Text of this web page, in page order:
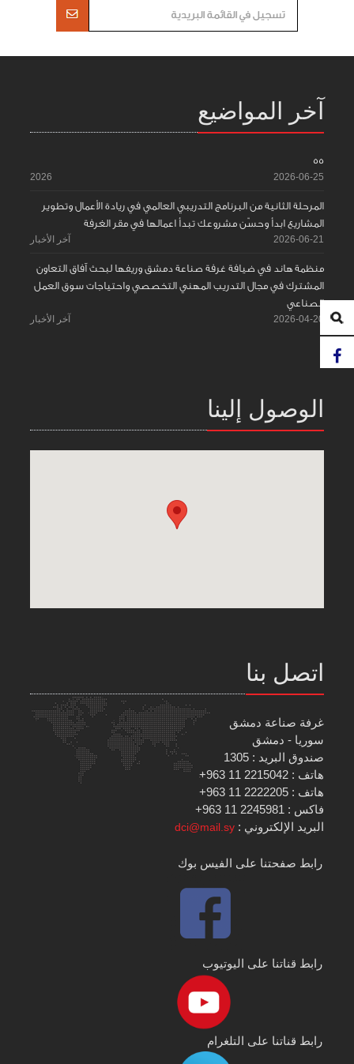
آخر المواضيع
55
2026-06-25
2026
المرحلة الثانية من البرنامج التدريبي العالمي في ريادة الأعمال وتطوير
المشاريع ابدأ وحسّن مشروعك تبدأ اعمالها في مقر الغرفة
2026-06-21 آخر الأخبار
منظمة هاند في ضيافة غرفة صناعة دمشق وريفها لبحث آفاق التعاون
المشترك في مجال التدريب المهني التخصصي واحتياجات سوق العمل
الصناعي
2026-04-20 آخر الأخبار
الوصول إلينا
اتصل بنا
غرفة صناعة دمشق
سوريا - دمشق
صندوق البريد : 1305
هاتف : 2215042 11 963+
هاتف : 2222205 11 963+
فاكس : 2245981 11 963+
البريد الإلكتروني :dci@mail.sy
رابط صفحتنا على الفيس بوك
رابط قناتنا على اليوتيوب
رابط قناتنا على التلغرام